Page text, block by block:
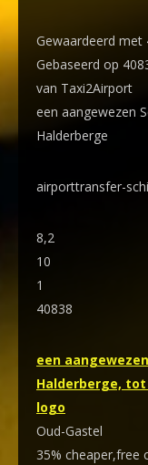
Gewaardeerd met
Gebaseerd op
van Taxi2Airport
een aangewezen
Halderberge
airporttransfer-
8,2
10
1
40838
een
Halderberge,
logo
Oud-Gastel
35% cheaper,free